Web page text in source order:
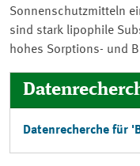
Sonnenschutzmitteln
sind stark lipophile
hohes Sorptions- und
Datenrecherche für